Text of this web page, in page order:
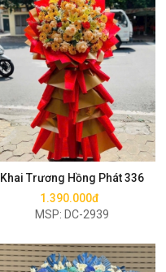
Khai Trương Hồng Phát 336
1.390.000đ
MSP: DC-2939
Mua ngay